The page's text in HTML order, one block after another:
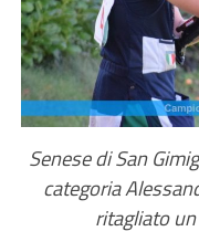
Senese di San
categoria
ritagliato